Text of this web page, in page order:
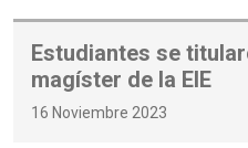
Estudiantes se
magíster de la EIE
16 Noviembre 2023